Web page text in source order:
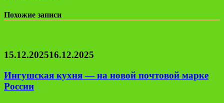
Похожие записи
15.12.202516.12.2025
Ингушская кухня — на новой почтовой марке
России